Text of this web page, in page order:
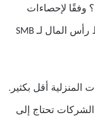
وفقًا لإحصاءات
الأعمال الصغيرة ، يبلغ متوسط ​​رأس المال لـ SMB
المنزلية أقل بكثير.
تحتاج إلى